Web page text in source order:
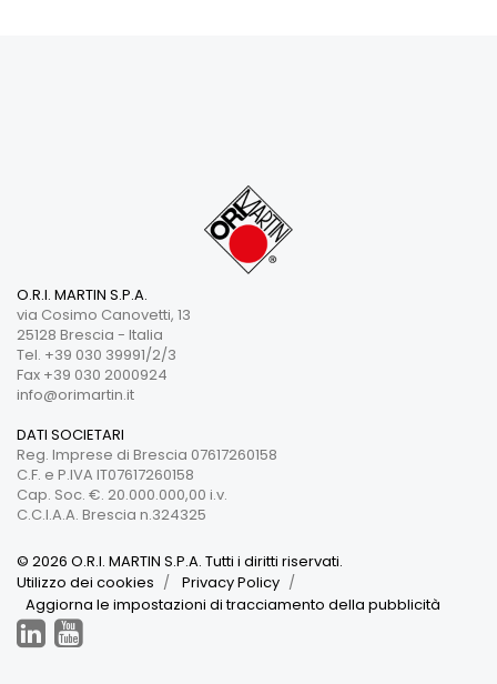
O.R.I. MARTIN S.P.A.
via Cosimo Canovetti, 13
25128 Brescia - Italia
Tel. +39 030 39991/2/3
Fax +39 030 2000924
info@orimartin.it
DATI SOCIETARI
Reg. Imprese di Brescia 07617260158
C.F. e P.IVA IT07617260158
Cap. Soc. €. 20.000.000,00 i.v.
C.C.I.A.A. Brescia n.324325
© 2026 O.R.I. MARTIN S.P.A. Tutti i diritti riservati.
Utilizzo dei cookies
Privacy Policy
Aggiorna le impostazioni di tracciamento della pubblicità